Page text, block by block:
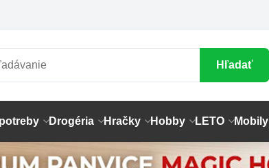
Hľadať
Drogéria Hračky Hobby LETO Mobily